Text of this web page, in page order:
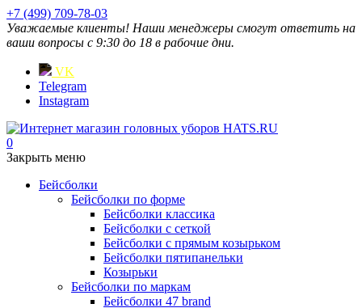
+7 (499) 709-78-03
Уважаемые клиенты! Наши менеджеры смогут ответить на
ваши вопросы с 9:30 до 18 в рабочие дни.
VK
Telegram
Instagram
0
Закрыть меню
Бейсболки
Бейсболки по форме
Бейсболки классика
Бейсболки с сеткой
Бейсболки с прямым козырьком
Бейсболки пятипанельки
Козырьки
Бейсболки по маркам
Бейсболки 47 brand